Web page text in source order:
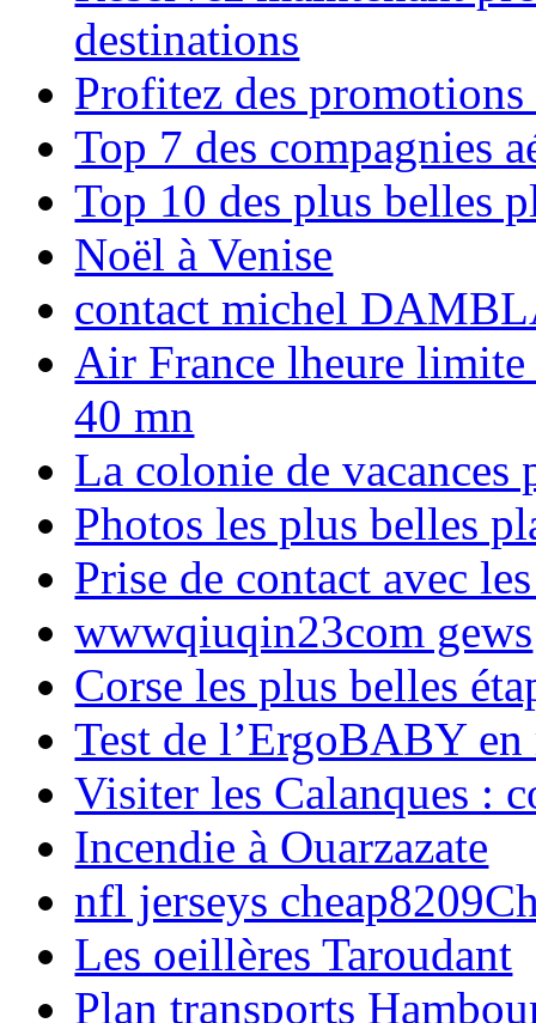
destinations
Profitez des
Top 7 des compagnies
Top 10 des plus belles
Noël à Venise
contact michel
Air France lheure limite
40 mn
La colonie de vacances
Photos les plus belles
Prise de contact avec
wwwqiuqin23com gews
Corse les plus belles
Test de l’ErgoBABY en
Visiter les Calanques :
Incendie à Ouarzazate
nfl jerseys
Les oeillères Taroudant
Plan transports